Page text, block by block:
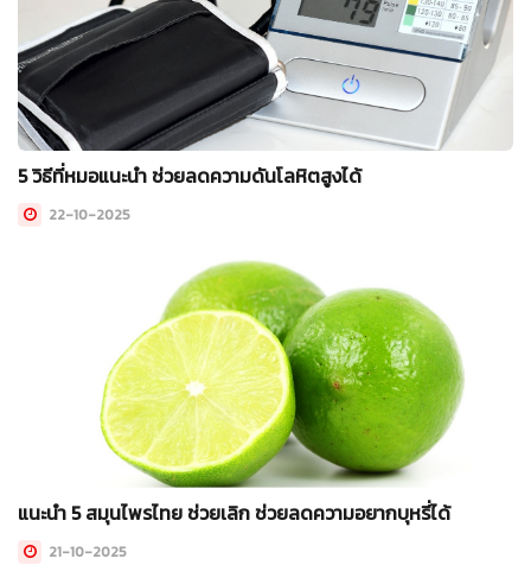
5 วิธีที่หมอแนะนำ ช่วยลดความดันโลหิตสูงได้
22-10-2025
แนะนำ 5 สมุนไพรไทย ช่วยเลิก ช่วยลดความอยากบุหรี่ได้
21-10-2025